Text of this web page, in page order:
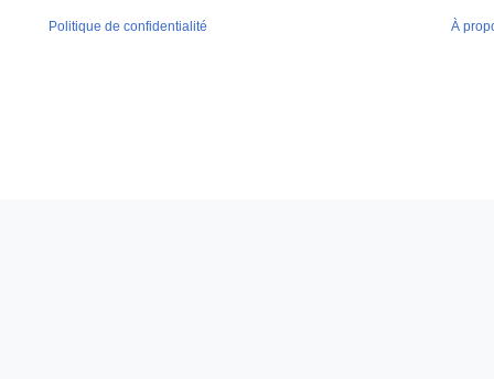
Politique de confidentialité À